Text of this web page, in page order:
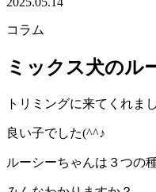
コラム
ミックス犬のル
トリミングに来てくれま
良い子でした(^^♪
ルーシーちゃんは３つの